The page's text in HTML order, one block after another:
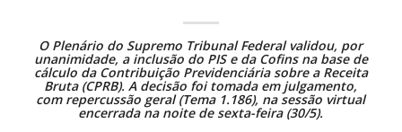
O Plenário do Supremo Tribunal Federal validou, por
unanimidade, a inclusão do PIS e da Cofins na base de
cálculo da Contribuição Previdenciária sobre a Receita
Bruta (CPRB). A decisão foi tomada em julgamento,
com repercussão geral (Tema 1.186), na sessão virtual
encerrada na noite de sexta-feira (30/5).